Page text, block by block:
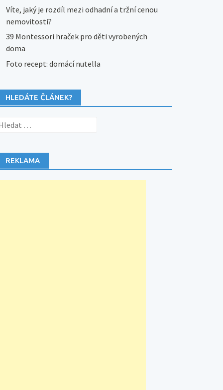
Víte, jaký je rozdíl mezi odhadní a tržní cenou
nemovitosti?
39 Montessori hraček pro děti vyrobených
doma
Foto recept: domácí nutella
HLEDÁTE ČLÁNEK?
REKLAMA